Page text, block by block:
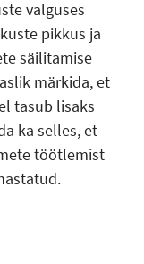
valguses
pikkus ja
säilitamise
märkida, et
tasub lisaks
ka selles, et
töötlemist